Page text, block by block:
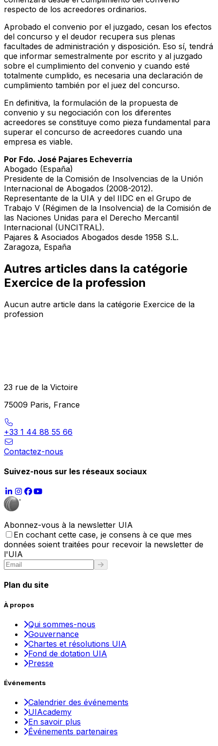
respecto de los acreedores ordinarios.
Aprobado el convenio por el juzgado, cesan los efectos
del concurso y el deudor recupera sus plenas
facultades de administración y disposición. Eso sí, tendrá
que informar semestralmente por escrito y al juzgado
sobre el cumplimiento del convenio y cuando esté
totalmente cumplido, es necesaria una declaración de
cumplimiento también por el juez del concurso.
En definitiva, la formulación de la propuesta de
convenio y su negociación con los diferentes
acreedores se constituye como pieza fundamental para
superar el concurso de acreedores cuando una
empresa es viable.
Por Fdo. José Pajares Echeverría
Abogado (España)
Presidente de la Comisión de Insolvencias de la Unión
Internacional de Abogados (2008-2012).
Representante de la UIA y del IIDC en el Grupo de
Trabajo V (Régimen de la Insolvencia) de la Comisión de
las Naciones Unidas para el Derecho Mercantil
Internacional (UNCITRAL).
Pajares & Asociados Abogados desde 1958 S.L.
Zaragoza, España
Autres articles dans la catégorie
Exercice de la profession
Aucun autre article dans la catégorie Exercice de la
profession
23 rue de la Victoire
75009 Paris, France
+33 1 44 88 55 66
Contactez-nous
Suivez-nous sur les réseaux sociaux
Abonnez-vous à la newsletter UIA
En cochant cette case, je consens à ce que mes
données soient traitées pour recevoir la newsletter de
l'UIA
Plan du site
À propos
Qui sommes-nous
Gouvernance
Chartes et résolutions UIA
Fond de dotation UIA
Presse
Événements
Calendrier des événements
UIAcademy
En savoir plus
Événements partenaires